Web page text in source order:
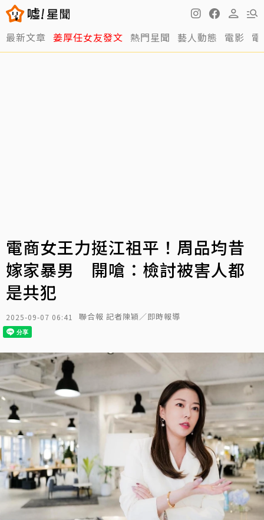
最新文章 姜厚任女友發文 熱門星聞 藝人動態 電影
電商女王力挺江祖平！周品均昔
嫁家暴男 開嗆：檢討被害人都
是共犯
2025-09-07 06:41 聯合報 記者陳穎／即時報導